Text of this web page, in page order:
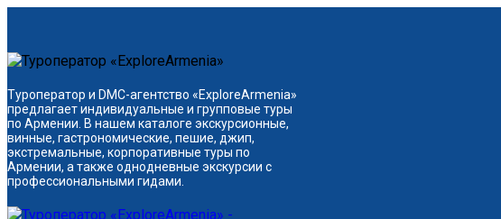
Туроператор и DMC-агентство «ExploreArmenia»
предлагает индивидуальные и групповые туры
по Армении. В нашем каталоге экскурсионные,
винные, гастрономические, пешие, джип,
экстремальные, корпоративные туры по
Армении, а также однодневные экскурсии с
профессиональными гидами.